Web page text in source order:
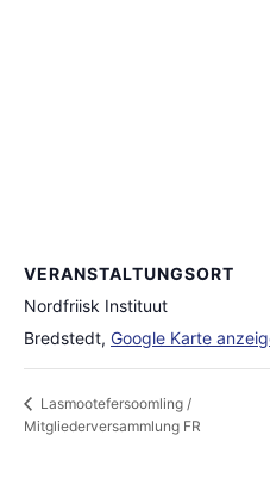
VERANSTALTUNGSORT
Nordfriisk Instituut
Bredstedt, Google Karte
Lasmootefersoomling /
Mitgliederversammlung FR